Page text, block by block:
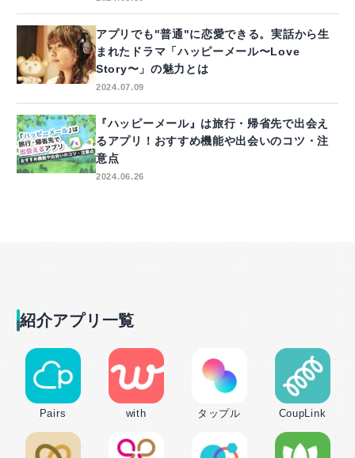
アプリでも"普通"に恋愛できる。実話から生
まれたドラマ「ハッピーメール〜Love
Story〜」の魅力とは
2024.07.09
『ハッピーメール』は旅行・帰省先で出会え
るアプリ！おすすめ機能や出会いのコツ・注
意点
2024.06.26
紹介アプリ一覧
Pairs with タップル CoupLink